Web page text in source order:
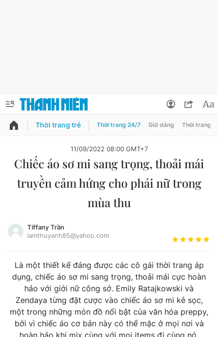
PODCAST QUẢNG CÁO
Chuyên mục
Chào ngày mới
Tin thị trường Tin 360
Video Podcasts
Magazine
Thông tin tài khoản
Đổi mật khẩu
Tin đã xem
Thời trang trẻ Thời trang 24/7 Giữ dáng Thời trang
11/09/2022 08:00 GMT+7
Chiếc áo sơ mi sang trọng, thoải mái
truyền cảm hứng cho phái nữ trong
mùa thu
Tiffany Trần
lamthuyanh85@yahoo.com
Là một thiết kế đáng được các cô gái thời trang áp
dụng, chiếc áo sơ mi sang trọng, thoải mái cực hoàn
hảo với giới nữ công sở. Emily Ratajkowski và
Zendaya từng đặt cược vào chiếc áo sơ mi kẻ sọc,
một trong những món đồ nổi bật của văn hóa preppy,
bởi vì chiếc áo cơ bản này có thể mặc ở mọi nơi và
hoàn hảo khi mix cùng với mọi items đi cùng nó.